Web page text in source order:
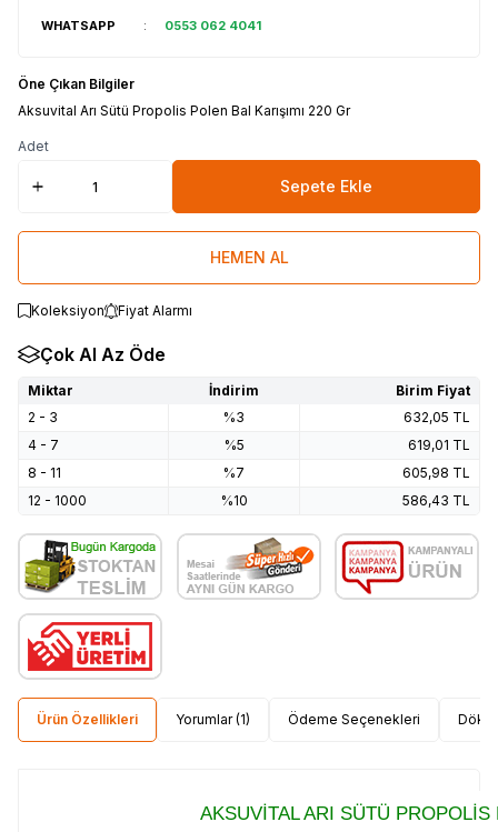
WHATSAPP : 0553 062 4041
Öne Çıkan Bilgiler
Aksuvital Arı Sütü Propolis Polen Bal Karışımı 220 Gr
Adet
Sepete Ekle
HEMEN AL
Koleksiyon Fiyat Alarmı
Çok Al Az Öde
Miktar İndirim
Birim Fiyat
2 - 3
%3 632,05 TL
4 - 7
%5 619,01 TL
8 - 11
%7 605,98 TL
12 - 1000
%10 586,43 TL
Ürün Özellikleri Yorumlar (1) Ödeme Seçenekleri
AKSUVİTAL ARI SÜTÜ